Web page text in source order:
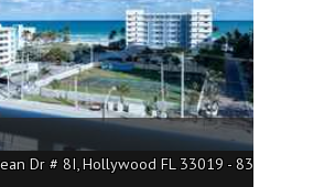
Dr # 8I, Hollywood FL 33019 - 832 sq. ft.;🛏